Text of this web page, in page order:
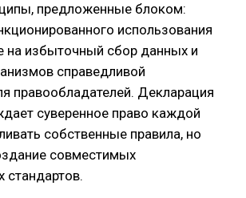
предложенные блоком:
использования
на избыточный сбор данных и
справедливой
правообладателей. Декларация
суверенное право каждой
собственные правила, но
совместимых